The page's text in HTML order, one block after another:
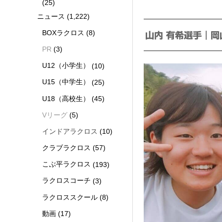
山内 有希選手｜岡
(25)
ニュース (1,222)
BOXラクロス (8)
PR (3)
U12（小学生） (10)
U15（中学生） (25)
U18（高校生） (45)
Vリーグ (5)
インドアラクロス (10)
クラブラクロス (57)
こぶ平ラクロス (193)
ラクロスコーチ (3)
ラクロススクール (8)
動画 (17)